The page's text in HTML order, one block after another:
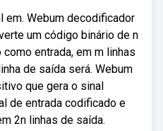
em. Webum decodificador
um código binário de n
entrada, em m linhas
de saída será. Webum
que gera o sinal
de entrada codificado e
2n linhas de saída.